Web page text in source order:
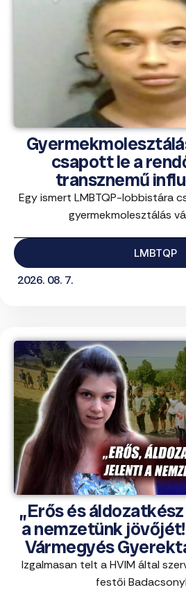
csapott le a
transznemű
Egy ismert LMBTQP-lobbistára
gyermekmolesztálás
LMBTQP
2026. 08. 7.
„Erős és
a nemzetünk
Vármegyés
Izgalmasan telt a HVIM által
festői